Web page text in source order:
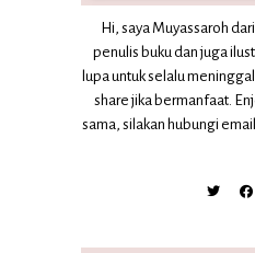
Hi, saya Muyassaroh
penulis buku dan juga
lupa untuk selalu
share jika bermanfaat.
sama, silakan hubungi